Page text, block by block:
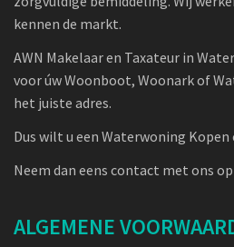
kennen de markt.
AWN Makelaar en Taxateur in
voor úw Woonboot, Woonark of
het juiste adres.
Dus wilt u een Waterwoning Kopen
Neem dan eens contact met ons
ALGEMENE